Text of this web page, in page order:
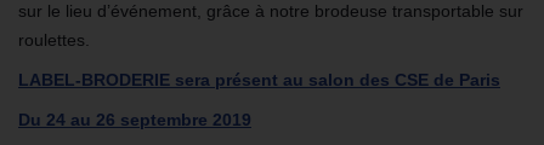
sur le lieu d’événement, grâce à notre brodeuse transportable sur
roulettes.
LABEL-BRODERIE sera présent au salon des CSE de Paris
Du 24 au 26 septembre 2019